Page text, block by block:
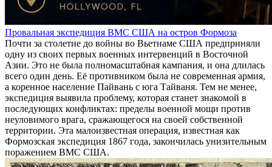
Провальная экспедиция ВМС США на остров Формоза
Почти за столетие до войны во Вьетнаме США предприняли
одну из своих первых военных интервенций в Восточной
Азии. Это не была полномасштабная кампания, и она длилась
всего один день. Её противником была не современная армия,
а коренное население Пайвань с юга Тайваня. Тем не менее,
экспедиция выявила проблему, которая станет знакомой в
последующих конфликтах: пределы военной мощи против
неуловимого врага, сражающегося на своей собственной
территории. Эта малоизвестная операция, известная как
Формозская экспедиция 1867 года, закончилась унизительным
поражением ВМС США.